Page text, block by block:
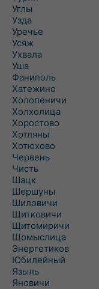
Углы
Узда
Уречье
Усяж
Ухвала
Уша
Фаниполь
Хатежино
Холопеничи
Холхолица
Хоростово
Хотляны
Хотюхово
Червень
Чисть
Шацк
Шершуны
Шиловичи
Щитковичи
Щитомиричи
Щомыслица
Энергетиков
Юбилейный
Языль
Яновичи